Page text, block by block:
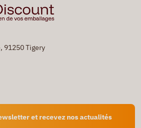
91250 Tigery
et recevez nos actualités